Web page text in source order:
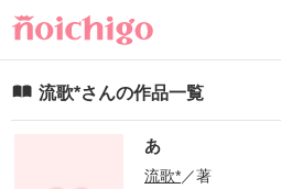
流歌*さんの作品一覧
あ
流歌*／著